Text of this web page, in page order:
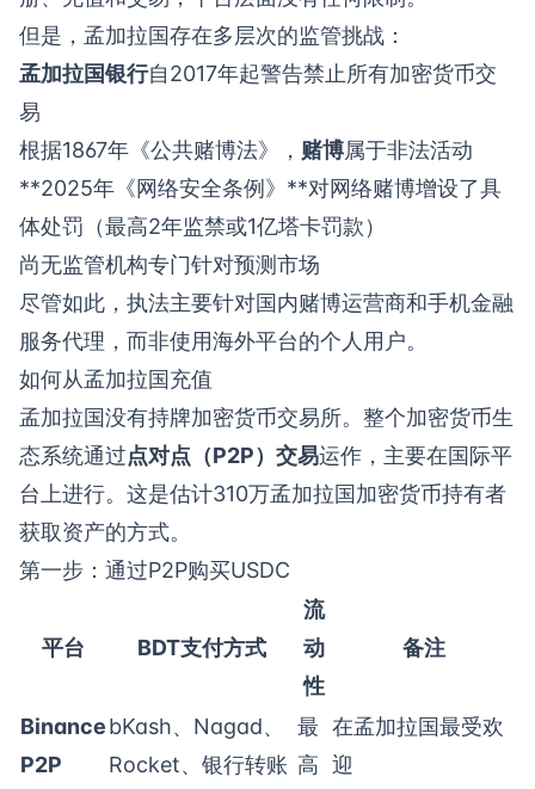
但是，孟加拉国存在多层次的监管挑战：
孟加拉国银行自2017年起警告禁止所有加密货币交
易
根据1867年《公共赌博法》， 赌博属于非法活动
**2025年《网络安全条例》**对网络赌博增设了具
体处罚（最高2年监禁或1亿塔卡罚款）
尚无监管机构专门针对预测市场
尽管如此，执法主要针对国内赌博运营商和手机金融
服务代理，而非使用海外平台的个人用户。
如何从孟加拉国充值
孟加拉国没有持牌加密货币交易所。整个加密货币生
态系统通过点对点（P2P）交易运作，主要在国际平
台上进行。这是估计310万孟加拉国加密货币持有者
获取资产的方式。
第一步：通过P2P购买USDC
平台 BDT支付方式
流
动
性
备注
Binance
P2P
bKash、Nagad、
Rocket、银行转账
最
高
在孟加拉国最受欢
迎